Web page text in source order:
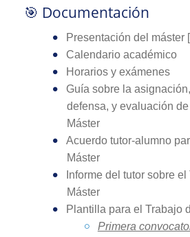
🎯 Documentación
Presentación del máster [
Calendario académico
Horarios y exámenes
Guía sobre la
defensa, y evaluación
Máster
Acuerdo tutor-alumno
Máster
Informe del tutor sobre
Máster
Plantilla para el Trabajo
Primera